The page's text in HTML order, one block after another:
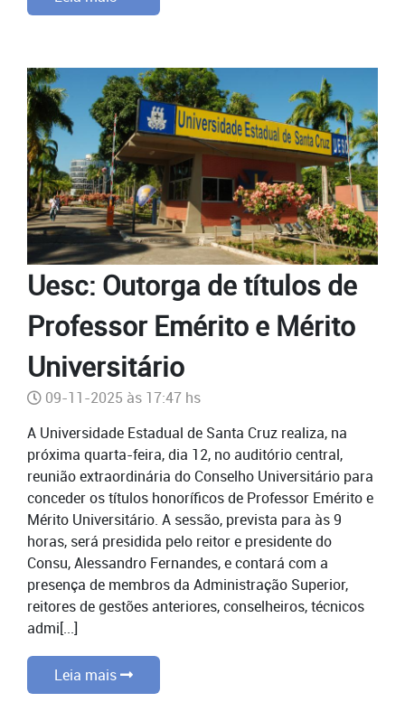
Uesc: Outorga de títulos de
Professor Emérito e Mérito
Universitário
09-11-2025 às 17:47 hs
A Universidade Estadual de Santa Cruz realiza, na
próxima quarta-feira, dia 12, no auditório central,
reunião extraordinária do Conselho Universitário para
conceder os títulos honoríficos de Professor Emérito e
Mérito Universitário. A sessão, prevista para às 9
horas, será presidida pelo reitor e presidente do
Consu, Alessandro Fernandes, e contará com a
presença de membros da Administração Superior,
reitores de gestões anteriores, conselheiros, técnicos
admi[...]
Leia mais